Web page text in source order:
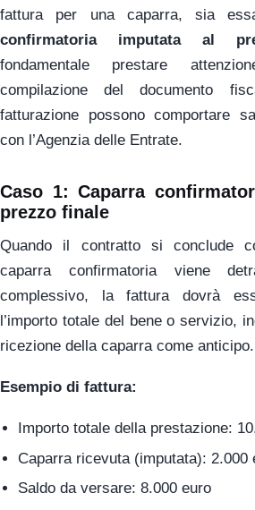
fattura per una caparra, sia
confirmatoria imputata al
fondamentale prestare
compilazione del documento
fatturazione possono comportare
con l’Agenzia delle Entrate.
Caso 1: Caparra
prezzo finale
Quando il contratto si conclude
caparra confirmatoria viene
complessivo, la fattura dovrà
l’importo totale del bene o servizio,
ricezione della caparra come anticipo.
Esempio di fattura:
Importo totale della prestazione:
Caparra ricevuta (imputata): 2.000
Saldo da versare: 8.000 euro